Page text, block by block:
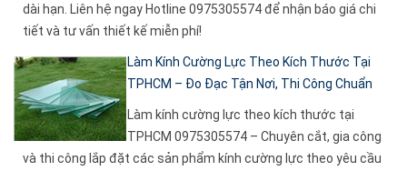
dài hạn. Liên hệ ngay Hotline 0975305574 để nhận báo giá chi
tiết và tư vấn thiết kế miễn phí!
Làm Kính Cường Lực Theo Kích Thước Tại
TPHCM – Đo Đạc Tận Nơi, Thi Công Chuẩn
Làm kính cường lực theo kích thước tại
TPHCM 0975305574 – Chuyên cắt, gia công
và thi công lắp đặt các sản phẩm kính cường lực theo yêu cầu